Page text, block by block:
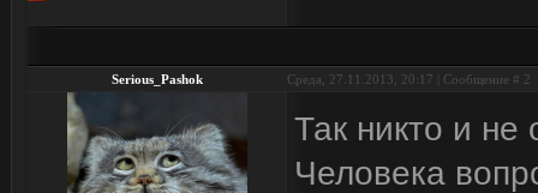
Serious_Pashok Среда, 27.11.2013, 20:17 | Сообщение # 2
Так никто и не
Человека